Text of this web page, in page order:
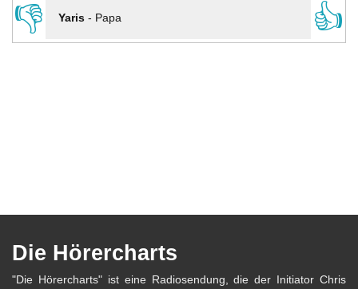
👎
Yaris- Papa 👍
Die Hörercharts
"Die Hörercharts" ist eine Radiosendung, die der Initiator Chris